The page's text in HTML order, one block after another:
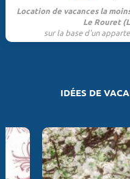
Location de vacances la
Le Rouret
sur la base d'un
IDÉES DE